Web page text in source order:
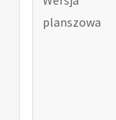
planszowa